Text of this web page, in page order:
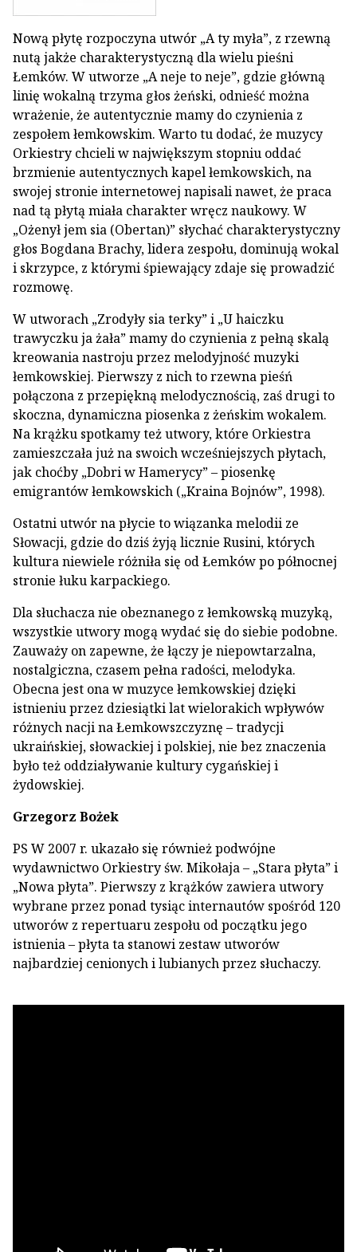
Nową płytę rozpoczyna utwór „A ty myła”, z rzewną
nutą jakże charakterystyczną dla wielu pieśni
Łemków. W utworze „A neje to neje”, gdzie główną
linię wokalną trzyma głos żeński, odnieść można
wrażenie, że autentycznie mamy do czynienia z
zespołem łemkowskim. Warto tu dodać, że muzycy
Orkiestry chcieli w największym stopniu oddać
brzmienie autentycznych kapel łemkowskich, na
swojej stronie internetowej napisali nawet, że praca
nad tą płytą miała charakter wręcz naukowy. W
„Ożenył jem sia (Obertan)” słychać charakterystyczny
głos Bogdana Brachy, lidera zespołu, dominują wokal
i skrzypce, z którymi śpiewający zdaje się prowadzić
rozmowę.
W utworach „Zrodyły sia terky” i „U haiczku
trawyczku ja żała” mamy do czynienia z pełną skalą
kreowania nastroju przez melodyjność muzyki
łemkowskiej. Pierwszy z nich to rzewna pieśń
połączona z przepiękną melodycznością, zaś drugi to
skoczna, dynamiczna piosenka z żeńskim wokalem.
Na krążku spotkamy też utwory, które Orkiestra
zamieszczała już na swoich wcześniejszych płytach,
jak choćby „Dobri w Hamerycy” – piosenkę
emigrantów łemkowskich („Kraina Bojnów”, 1998).
Ostatni utwór na płycie to wiązanka melodii ze
Słowacji, gdzie do dziś żyją licznie Rusini, których
kultura niewiele różniła się od Łemków po północnej
stronie łuku karpackiego.
Dla słuchacza nie obeznanego z łemkowską muzyką,
wszystkie utwory mogą wydać się do siebie podobne.
Zauważy on zapewne, że łączy je niepowtarzalna,
nostalgiczna, czasem pełna radości, melodyka.
Obecna jest ona w muzyce łemkowskiej dzięki
istnieniu przez dziesiątki lat wielorakich wpływów
różnych nacji na Łemkowszczyznę – tradycji
ukraińskiej, słowackiej i polskiej, nie bez znaczenia
było też oddziaływanie kultury cygańskiej i
żydowskiej.
Grzegorz Bożek
PS W 2007 r. ukazało się również podwójne
wydawnictwo Orkiestry św. Mikołaja – „Stara płyta” i
„Nowa płyta”. Pierwszy z krążków zawiera utwory
wybrane przez ponad tysiąc internautów spośród 120
utworów z repertuaru zespołu od początku jego
istnienia – płyta ta stanowi zestaw utworów
najbardziej cenionych i lubianych przez słuchaczy.